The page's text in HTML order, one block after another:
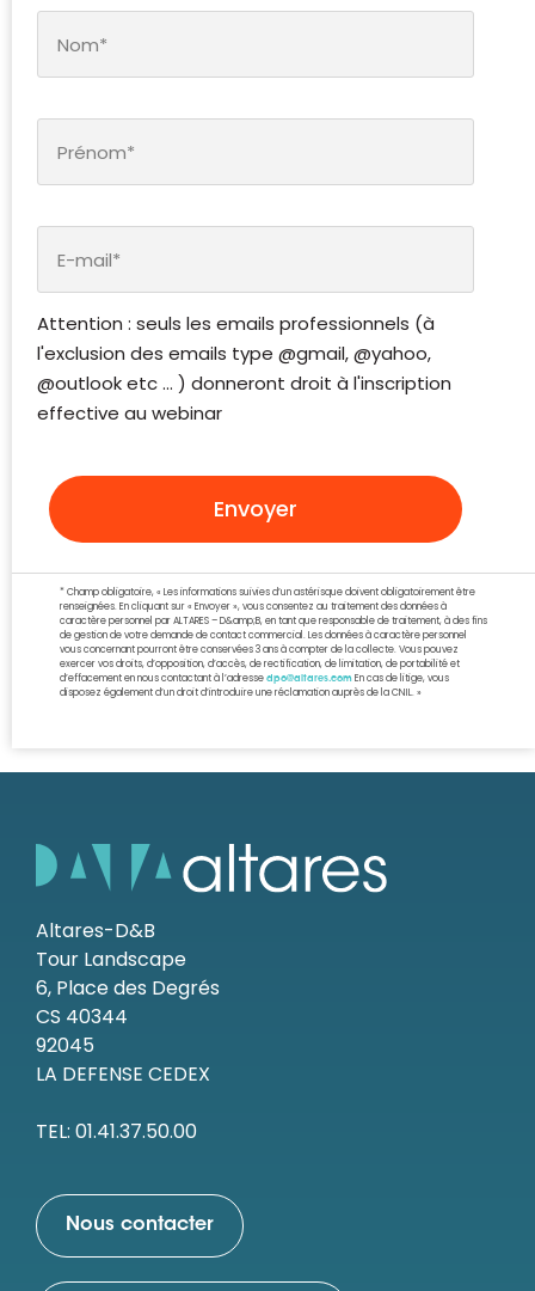
Attention : seuls les emails professionnels (à
l'exclusion des emails type @gmail, @yahoo,
@outlook etc ... ) donneront droit à l'inscription
effective au webinar
Envoyer
* Champ obligatoire, « Les informations suivies d’un astérisque doivent obligatoirement être
renseignées. En cliquant sur « Envoyer », vous consentez au traitement des données à
caractère personnel par ALTARES – D&amp;B, en tant que responsable de traitement, à des fins
de gestion de votre demande de contact commercial. Les données à caractère personnel
vous concernant pourront être conservées 3 ans à compter de la collecte. Vous pouvez
exercer vos droits, d’opposition, d’accès, de rectification, de limitation, de portabilité et
d’effacement en nous contactant à l’adresse dpo@altares.com En cas de litige, vous
disposez également d’un droit d’introduire une réclamation auprès de la CNIL. »
Altares-D&B
Tour Landscape
6, Place des Degrés
CS 40344
92045
LA DEFENSE CEDEX
TEL: 01.41.37.50.00
Nous contacter